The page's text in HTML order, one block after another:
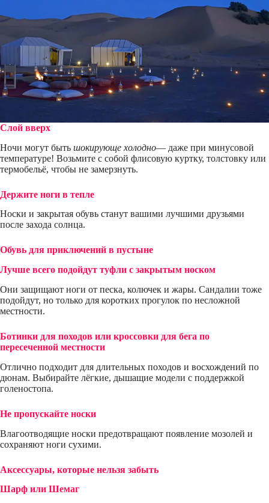
Слой вверх
Ночи могут быть шокирующе холодно— даже при минусовой
температуре! Возьмите с собой флисовую куртку, толстовку или
термобельё, чтобы не замерзнуть.
Держите ноги в тепле
Носки и закрытая обувь станут вашими лучшими друзьями
после захода солнца.
Обувь для приключений в пустыне
Лучше всего подойдут туфли с закрытым носком
Они защищают ноги от песка, колючек и жары. Сандалии тоже
подойдут, но только для коротких прогулок по несложной
местности.
Ботинки для походов или кроссовки для бега по
пересеченной местности
Отлично подходит для длительных походов и восхождений по
дюнам. Выбирайте лёгкие, дышащие модели с поддержкой
голеностопа.
Не пропускайте носки
Влагоотводящие носки предотвращают появление мозолей и
сохраняют ноги сухими.
Аксессуары, которые нельзя забыть
Шарф или Шемаг